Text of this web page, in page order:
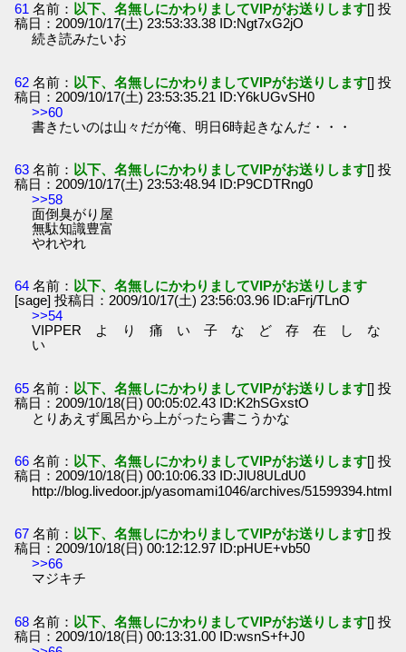
61 名前： 以下、名無しにかわりましてVIPがお送りします[] 投
稿日：2009/10/17(土) 23:53:33.38 ID:Ngt7xG2jO
続き読みたいお
62 名前： 以下、名無しにかわりましてVIPがお送りします[] 投
稿日：2009/10/17(土) 23:53:35.21 ID:Y6kUGvSH0
>>60
書きたいのは山々だが俺、明日6時起きなんだ・・・
63 名前： 以下、名無しにかわりましてVIPがお送りします[] 投
稿日：2009/10/17(土) 23:53:48.94 ID:P9CDTRng0
>>58
面倒臭がり屋
無駄知識豊富
やれやれ
64 名前： 以下、名無しにかわりましてVIPがお送りします
[sage] 投稿日：2009/10/17(土) 23:56:03.96 ID:aFrj/TLnO
>>54
VIPPER よ り 痛 い 子 な ど 存 在 し な
い
65 名前： 以下、名無しにかわりましてVIPがお送りします[] 投
稿日：2009/10/18(日) 00:05:02.43 ID:K2hSGxstO
とりあえず風呂から上がったら書こうかな
66 名前： 以下、名無しにかわりましてVIPがお送りします[] 投
稿日：2009/10/18(日) 00:10:06.33 ID:JlU8ULdU0
http://blog.livedoor.jp/yasomami1046/archives/51599394.html
67 名前： 以下、名無しにかわりましてVIPがお送りします[] 投
稿日：2009/10/18(日) 00:12:12.97 ID:pHUE+vb50
>>66
マジキチ
68 名前： 以下、名無しにかわりましてVIPがお送りします[] 投
稿日：2009/10/18(日) 00:13:31.00 ID:wsnS+f+J0